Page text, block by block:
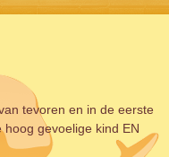
tevoren en in de eerste
gevoelige kind EN